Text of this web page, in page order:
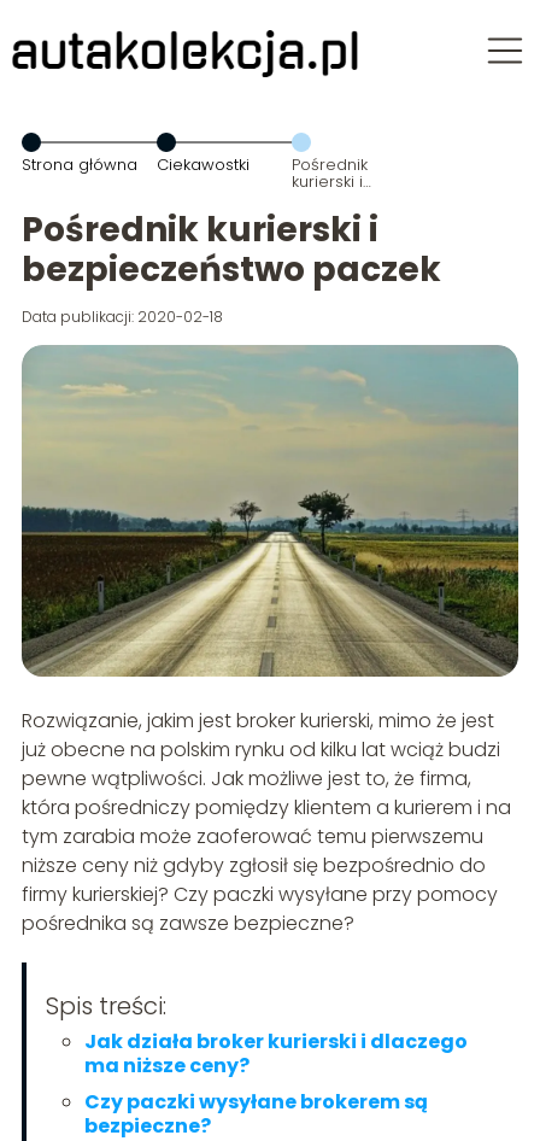
Strona główna Ciekawostki Pośrednik
kurierski i
paczek
Pośrednik kurierski i
bezpieczeństwo paczek
Data publikacji: 2020-02-18
Rozwiązanie, jakim jest broker kurierski, mimo że jest
już obecne na polskim rynku od kilku lat wciąż budzi
pewne wątpliwości. Jak możliwe jest to, że firma,
która pośredniczy pomiędzy klientem a kurierem i na
tym zarabia może zaoferować temu pierwszemu
niższe ceny niż gdyby zgłosił się bezpośrednio do
firmy kurierskiej? Czy paczki wysyłane przy pomocy
pośrednika są zawsze bezpieczne?
Spis treści:
Jak działa broker kurierski i dlaczego
ma niższe ceny?
Czy paczki wysyłane brokerem są
bezpieczne?